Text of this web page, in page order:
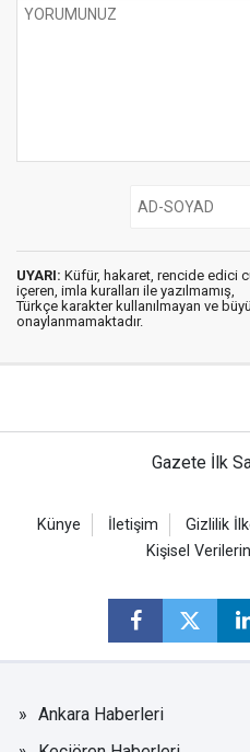
UYARI: Küfür, hakaret, rencide edici
içeren, imla kuralları ile yazılmamış,
Türkçe karakter kullanılmayan ve
onaylanmamaktadır.
Gazete İlk
Künye İletişim Gizlilik
Kişisel
Ankara Haberleri